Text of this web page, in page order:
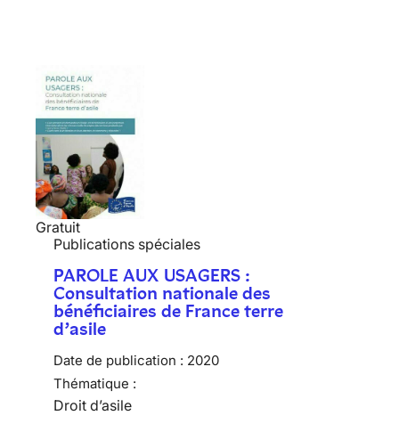
Gratuit
Publications spéciales
PAROLE AUX USAGERS :
Consultation nationale des
bénéficiaires de France terre
d’asile
Date de publication : 2020
Thématique :
Droit d’asile